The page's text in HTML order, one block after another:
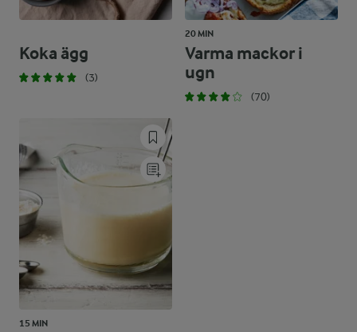
Koka ägg
(3)
20 MIN
Varma mackor i
ugn
(70)
15 MIN